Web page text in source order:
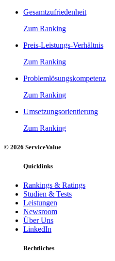
Gesamtzufriedenheit
Zum Ranking
Preis-Leistungs-Verhältnis
Zum Ranking
Problemlösungskompetenz
Zum Ranking
Umsetzungsorientierung
Zum Ranking
© 2026 ServiceValue
Quicklinks
Rankings & Ratings
Studien & Tests
Leistungen
Newsroom
Über Uns
LinkedIn
Rechtliches